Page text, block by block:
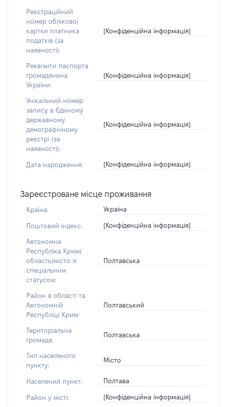
Реєстраційний
номер облікової
картки платника
податків (за
наявності):
[Конфіденційна інформація]
Реквізити паспорта
громадянина
України:
[Конфіденційна інформація]
Унікальний номер
запису в Єдиному
державному
демографічному
реєстрі (за
наявності):
[Конфіденційна інформація]
Дата народження: [Конфіденційна інформація]
Зареєстроване місце проживання
Країна: Україна
Поштовий індекс: [Конфіденційна інформація]
Автономна
Республіка Крим/
область/місто зі
спеціальним
статусом:
Полтавська
Район в області та
Автономній
Республіці Крим:
Полтавський
Територіальна
громада:
Полтавська
Тип населеного
пункту:
Місто
Населений пункт: Полтава
Район у місті: [Конфіденційна інформація]